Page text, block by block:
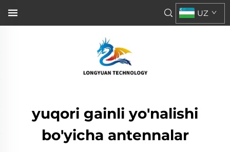
UZ
yuqori gainli yo'nalishi
bo'yicha antennalar